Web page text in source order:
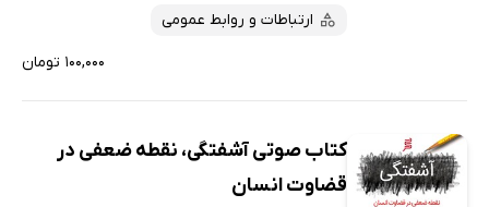
ارتباطات و روابط عمومی
۱۰۰,۰۰۰ تومان
کتاب صوتی آشفتگی، نقطه ضعفی در
قضاوت انسان